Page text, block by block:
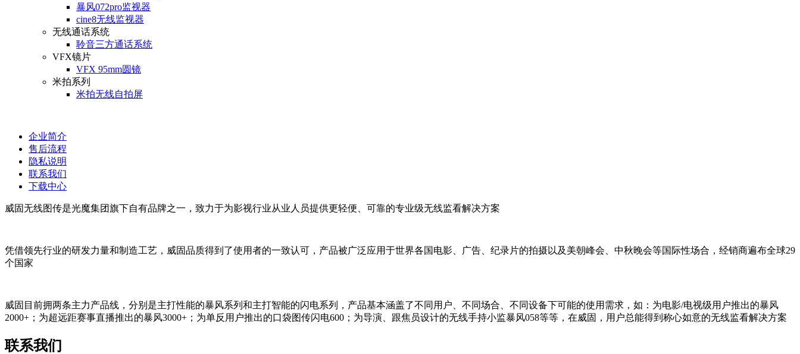
暴风072pro监视器
cine8无线监视器
无线通话系统
聆音三方通话系统
VFX镜片
VFX 95mm圆镜
米拍系列
米拍无线自拍屏
企业简介
售后流程
隐私说明
联系我们
下载中心
威固无线图传是光魔集团旗下自有品牌之一，致力于为影视行业从业人员提供更轻便、可靠的专业级无线监看解决方案
凭借领先行业的研发力量和制造工艺，威固品质得到了使用者的一致认可，产品被广泛应用于世界各国电影、广告、纪录片的拍摄以及美朝峰会、中秋晚会等国际性场合，经销商遍布全球29
个国家
威固目前拥两条主力产品线，分别是主打性能的暴风系列和主打智能的闪电系列，产品基本涵盖了不同用户、不同场合、不同设备下可能的使用需求，如：为电影/电视级用户推出的暴风
2000+；为超远距赛事直播推出的暴风3000+；为单反用户推出的口袋图传闪电600；为导演、跟焦员设计的无线手持小监暴风058等等，在威固，用户总能得到称心如意的无线监看解决方案
联系我们